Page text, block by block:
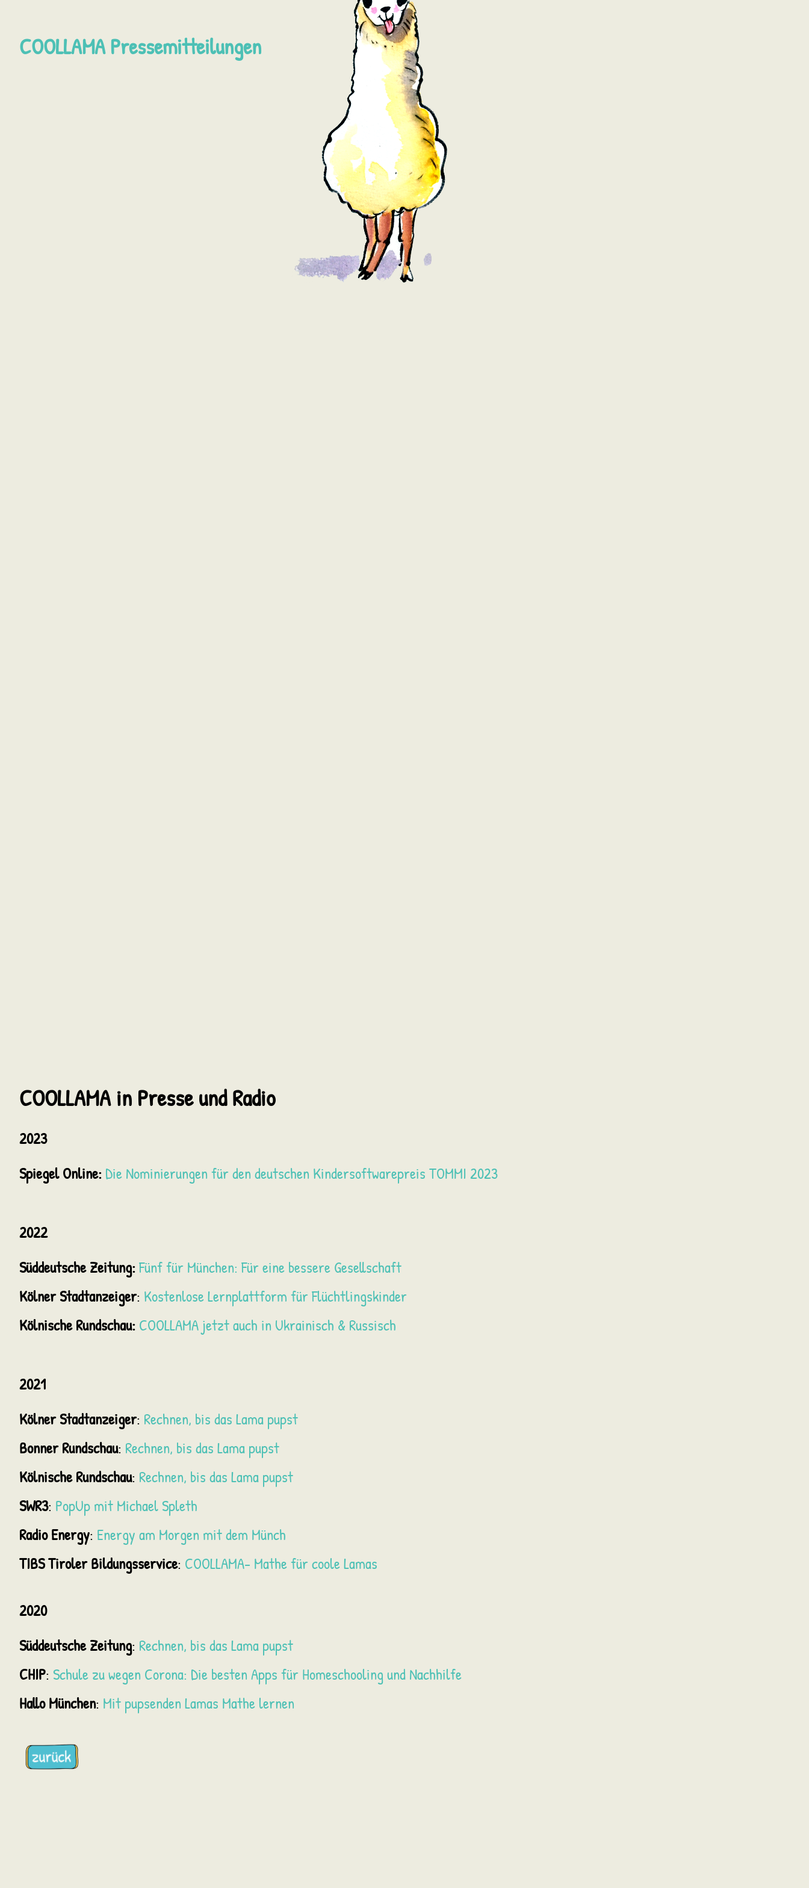
COOLLAMA Pressemitteilungen
COOLLAMA in Presse und Radio
2023
Spiegel Online: Die Nominierungen für den deutschen Kindersoftwarepreis TOMMI 2023
2022
Süddeutsche Zeitung:Fünf für München: Für eine bessere Gesellschaft
Kölner Stadtanzeiger: Kostenlose Lernplattform für Flüchtlingskinder
Kölnische Rundschau: COOLLAMA jetzt auch in Ukrainisch & Russisch
2021
Kölner Stadtanzeiger: Rechnen, bis das Lama pupst
Bonner Rundschau: Rechnen, bis das Lama pupst
Kölnische Rundschau: Rechnen, bis das Lama pupst
SWR3: PopUp mit Michael Spleth
Radio Energy: Energy am Morgen mit dem Münch
TIBS Tiroler Bildungsservice: COOLLAMA- Mathe für coole Lamas
2020
Süddeutsche Zeitung: Rechnen, bis das Lama pupst
CHIP: Schule zu wegen Corona: Die besten Apps für Homeschooling und Nachhilfe
Hallo München: Mit pupsenden Lamas Mathe lernen